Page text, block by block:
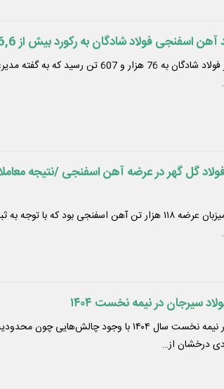
فولاد شادگان به رکورد بیش از 76,6 تن رسید
میزان تولید آهن اسفنجی در فولاد شادگان به 76 هزار و 607 تن
گل گهر در عرضه آهن اسفنجی /نتیجه
۲۰ مهر ماه ۱۴۰۴، بورس کالا میزبان عرضه ۱۱۸ هزار تن آهن اسفنجی بود که
سیرجان در نیمه نخست ۱۴۰۴
شرکت جهان فولاد سیرجان در نیمه نخست سال ۱۴۰۴ با وجود
درخشان از…